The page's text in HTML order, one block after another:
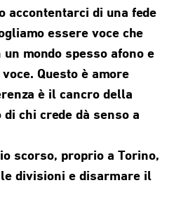
accontentarci di una fede
essere voce che
mondo spesso afono e
Questo è amore
è il cancro della
di chi crede dà senso a
scorso, proprio a Torino,
divisioni e disarmare il